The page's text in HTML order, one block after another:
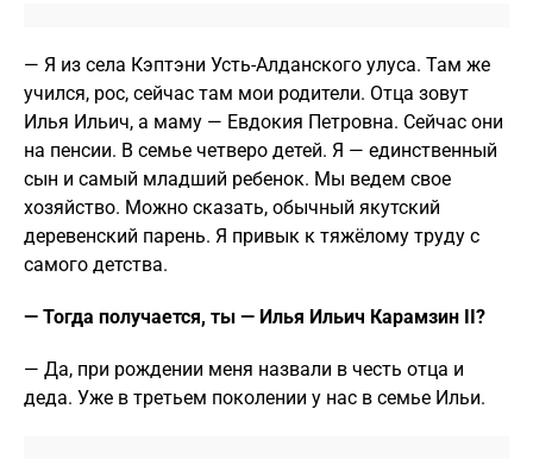
— Я из села Кэптэни Усть-Алданского улуса. Там же
учился, рос, сейчас там мои родители. Отца зовут
Илья Ильич, а маму — Евдокия Петровна. Сейчас они
на пенсии. В семье четверо детей. Я — единственный
сын и самый младший ребенок. Мы ведем свое
хозяйство. Можно сказать, обычный якутский
деревенский парень. Я привык к тяжёлому труду с
самого детства.
— Тогда получается, ты — Илья Ильич Карамзин II?
— Да, при рождении меня назвали в честь отца и
деда. Уже в третьем поколении у нас в семье Ильи.